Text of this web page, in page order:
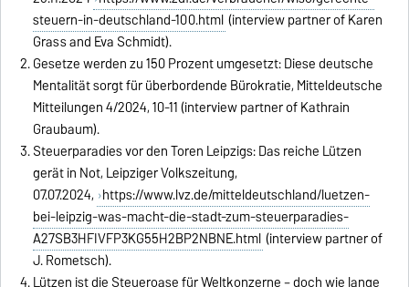
steuern-in-deutschland-100.html (interview partner of Karen
Grass and Eva Schmidt).
Gesetze werden zu 150 Prozent umgesetzt: Diese deutsche
Mentalität sorgt für überbordende Bürokratie, Mitteldeutsche
Mitteilungen 4/2024, 10-11 (interview partner of Kathrain
Graubaum).
Steuerparadies vor den Toren Leipzigs: Das reiche Lützen
gerät in Not, Leipziger Volkszeitung,
07.07.2024, https://www.lvz.de/mitteldeutschland/luetzen-
bei-leipzig-was-macht-die-stadt-zum-steuerparadies-
A27SB3HFIVFP3KG55H2BP2NBNE.html (interview partner of
J. Rometsch).